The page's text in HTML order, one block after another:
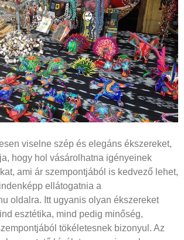
viselne szép és elegáns ékszereket,
hogy hol vásárolhatna igényeinek
ami ár szempontjából is kedvező lehet,
ellátogatnia a
oldalra. Itt ugyanis olyan ékszereket
esztétika, mind pedig minőség,
tökéletesnek bizonyul. Az